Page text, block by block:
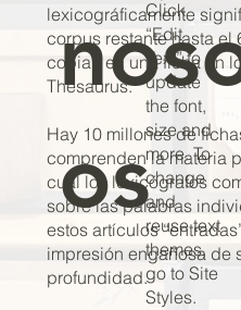
os
Click
“Edit
Text” to
update
the font,
size and
more. To
change
and
reuse text
themes,
go to Site
Styles.
lexicográficamente
corpus restante hasta el
copian en una ficha en
Thesaurus.
Hay 10 millones de
comprenden la materia
cual los lexicógrafos
sobre las palabras
estos artículos
impresión engañosa de
profundidad.